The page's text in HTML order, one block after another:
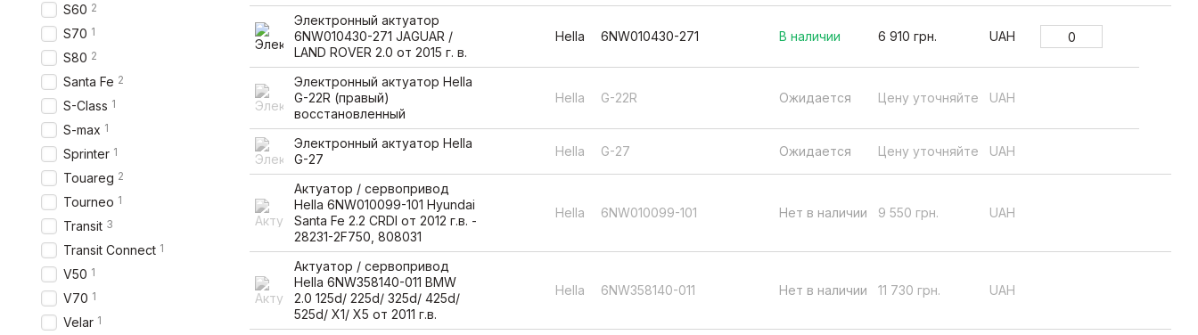
Электронный актуатор
6NW010430-271 JAGUAR /
LAND ROVER 2.0 от 2015 г. в.
Hella 6NW010430-271 В наличии 6 910 грн. UAH
Электронный актуатор Hella
G-22R (правый)
восстановленный
Hella G-22R Ожидается Цену уточняйте UAH
Электронный актуатор Hella
G-27
Hella G-27 Ожидается Цену уточняйте UAH
Актуатор / сервопривод
Hella 6NW010099-101 Hyundai
Santa Fe 2.2 CRDI от 2012 г.в. -
28231-2F750, 808031
Hella 6NW010099-101 Нет в наличии 9 550 грн. UAH
Актуатор / сервопривод
Hella 6NW358140-011 BMW
2.0 125d/ 225d/ 325d/ 425d/
525d/ X1/ X5 от 2011 г.в.
Hella 6NW358140-011 Нет в наличии 11 730 грн. UAH
S60 2
S70 1
S80 2
Santa Fe 2
S-Class 1
S-max 1
Sprinter 1
Touareg 2
Tourneo 1
Transit 3
Transit Connect 1
V50 1
V70 1
Velar 1